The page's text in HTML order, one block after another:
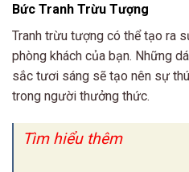
Bức Tranh Trừu Tượng
Tranh trừu tượng có thể tạo ra
phòng khách của bạn. Những
sắc tươi sáng sẽ tạo nên sự
trong người thưởng thức.
Tìm hiểu thêm